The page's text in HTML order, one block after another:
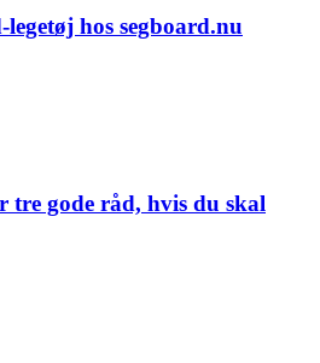
hos segboard.nu
tre gode råd, hvis du skal